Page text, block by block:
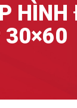
HÌNH
30×60